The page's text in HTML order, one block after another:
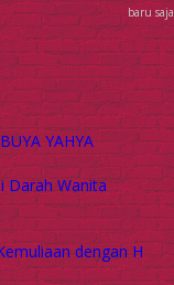
baru saja
YAHYA
Darah Wanita
dengan H